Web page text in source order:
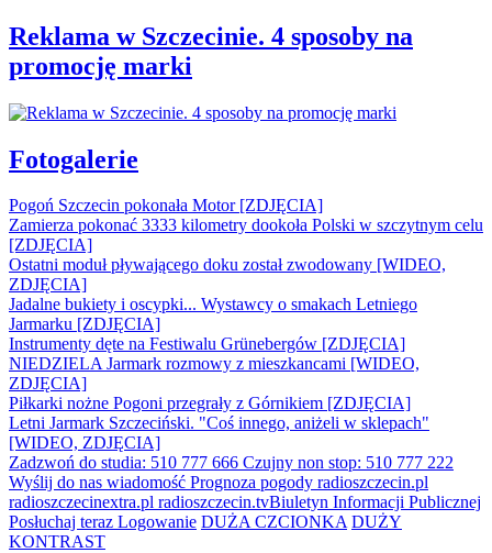
Reklama w Szczecinie. 4 sposoby na
promocję marki
Fotogalerie
Pogoń Szczecin pokonała Motor [ZDJĘCIA]
Zamierza pokonać 3333 kilometry dookoła Polski w szczytnym celu
[ZDJĘCIA]
Ostatni moduł pływającego doku został zwodowany [WIDEO,
ZDJĘCIA]
Jadalne bukiety i oscypki... Wystawcy o smakach Letniego
Jarmarku [ZDJĘCIA]
Instrumenty dęte na Festiwalu Grünebergów [ZDJĘCIA]
NIEDZIELA Jarmark rozmowy z mieszkancami [WIDEO,
ZDJĘCIA]
Piłkarki nożne Pogoni przegrały z Górnikiem [ZDJĘCIA]
Letni Jarmark Szczeciński. "Coś innego, aniżeli w sklepach"
[WIDEO, ZDJĘCIA]
Zadzwoń do studia: 510 777 666 Czujny non stop: 510 777 222
Wyślij do nas wiadomość Prognoza pogody radioszczecin.pl
radioszczecinextra.pl radioszczecin.tvBiuletyn Informacji Publicznej
Posłuchaj teraz Logowanie DUŻA CZCIONKA DUŻY
KONTRAST